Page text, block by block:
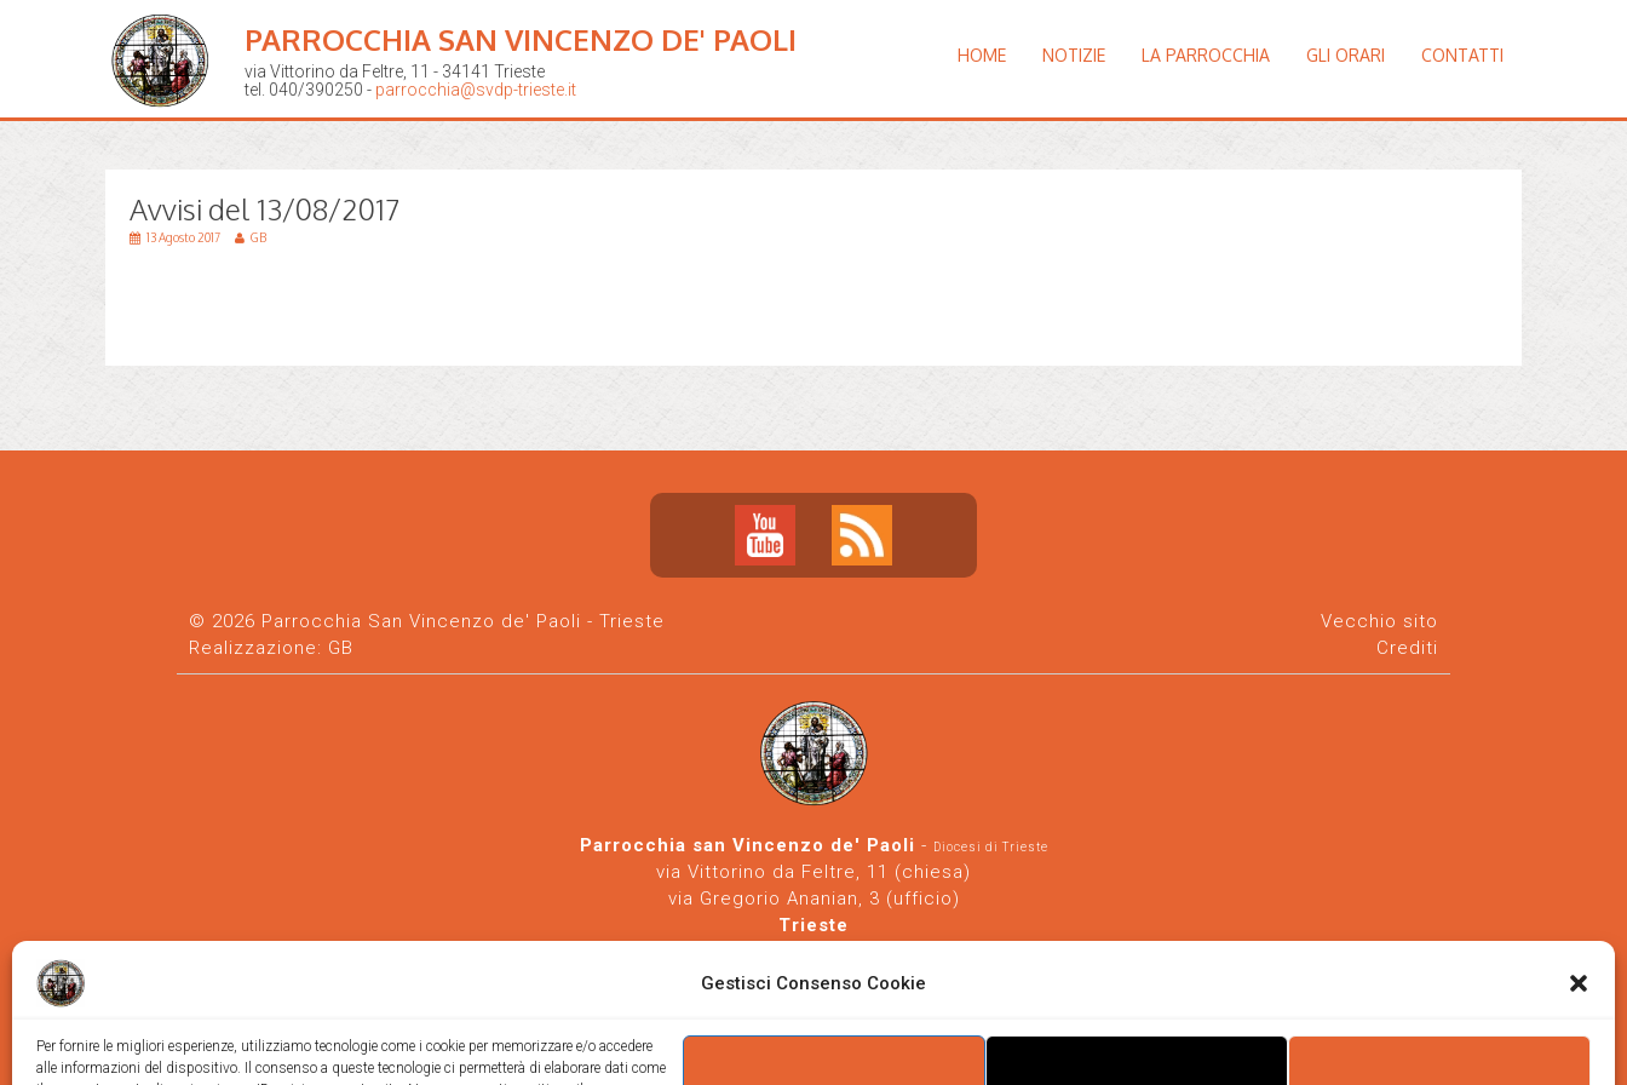
Gestisci Consenso Cookie
Per fornire le migliori esperienze, utilizziamo tecnologie come i cookie per memorizzare e/o accedere
alle informazioni del dispositivo. Il consenso a queste tecnologie ci permetterà di elaborare dati come
PARROCCHIA SAN VINCENZO DE' PAOLI
via Vittorino da Feltre, 11 - 34141 Trieste
tel. 040/390250 - parrocchia@svdp-trieste.it
HOME NOTIZIE LA PARROCCHIA GLI ORARI CONTATTI
Avvisi del 13/08/2017
13 Agosto 2017 GB
© 2026 Parrocchia San Vincenzo de' Paoli - Trieste
Realizzazione: GB
Vecchio sito
Crediti
Parrocchia san Vincenzo de' Paoli - Diocesi di Trieste
via Vittorino da Feltre, 11 (chiesa)
via Gregorio Ananian, 3 (ufficio)
Trieste
https://www.svdp-trieste.it-parrocchia@svdp-trieste.it
Informativa privacy-Informativa cookie